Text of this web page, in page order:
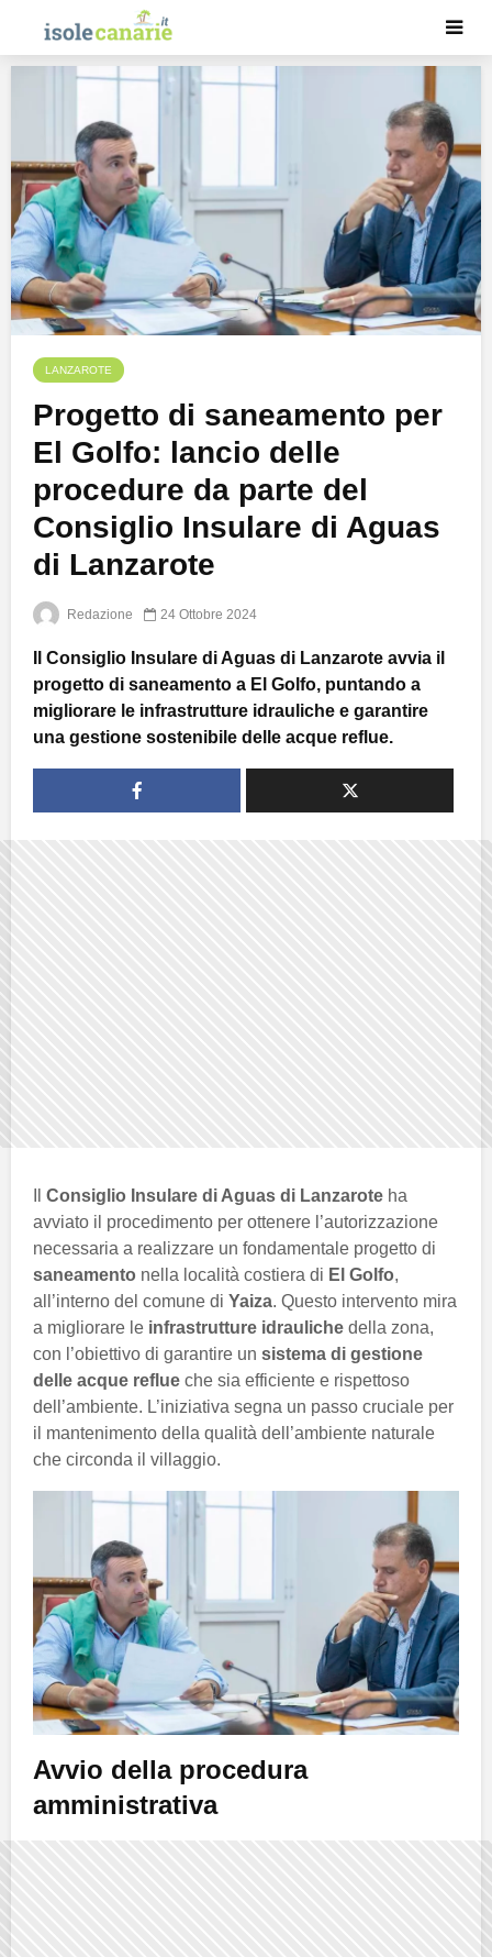
LANZAROTE
Progetto di saneamento per
El Golfo: lancio delle
procedure da parte del
Consiglio Insulare di Aguas
di Lanzarote
Redazione 24 Ottobre 2024
Il Consiglio Insulare di Aguas di Lanzarote avvia il
progetto di saneamento a El Golfo, puntando a
migliorare le infrastrutture idrauliche e garantire
una gestione sostenibile delle acque reflue.
Consiglio Insulare di Aguas di Lanzarote ha
avviato il procedimento per ottenere l’autorizzazione
necessaria a realizzare un fondamentale progetto di
saneamento nella località costiera di El Golfo,
all’interno del comune di Yaiza. Questo intervento mira
a migliorare le infrastrutture idrauliche della zona,
con l’obiettivo di garantire un sistema di gestione
delle acque reflue che sia efficiente e rispettoso
dell’ambiente. L’iniziativa segna un passo cruciale per
il mantenimento della qualità dell’ambiente naturale
che circonda il villaggio.
Avvio della procedura
amministrativa